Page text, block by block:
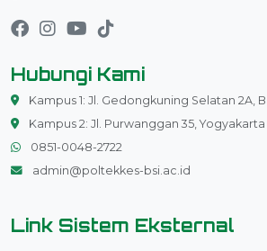
Hubungi Kami
Kampus 1: Jl. Gedongkuning Selatan 2A,
Kampus 2: Jl. Purwanggan 35, Yogyakarta
0851-0048-2722
admin@poltekkes-bsi.ac.id
Link Sistem Eksternal